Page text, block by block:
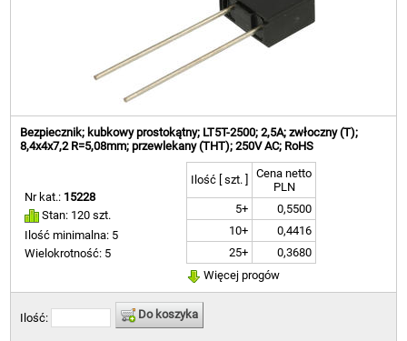
Bezpiecznik; kubkowy prostokątny; LT5T-2500; 2,5A; zwłoczny (T);
8,4x4x7,2 R=5,08mm; przewlekany (THT); 250V AC; RoHS
Nr kat.: 15228
Stan: 120 szt.
Ilość minimalna: 5
Wielokrotność: 5
Ilość [ szt. ]
Cena netto
PLN
5+
0,5500
10+
0,4416
25+
0,3680
Więcej progów
Ilość: Do koszyka